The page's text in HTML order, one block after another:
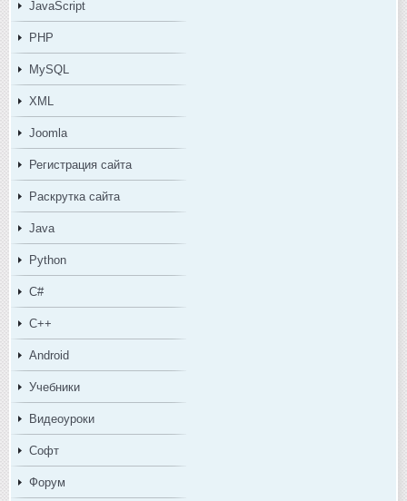
JavaScript
PHP
MySQL
XML
Joomla
Регистрация сайта
Раскрутка сайта
Java
Python
C#
C++
Android
Учебники
Видеоуроки
Софт
Форум